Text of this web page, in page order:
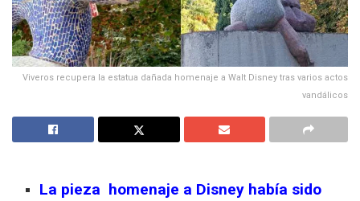
Viveros recupera la estatua dañada homenaje a Walt Disney tras varios actos
vandálicos
La pieza homenaje a Disney había sido